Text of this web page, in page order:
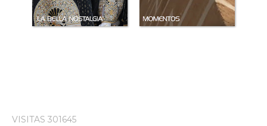
VISITAS 301645